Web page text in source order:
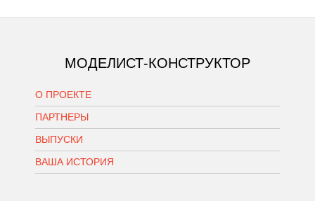
МОДЕЛИСТ-КОНСТРУКТОР
О ПРОЕКТЕ
ПАРТНЕРЫ
ВЫПУСКИ
ВАША ИСТОРИЯ